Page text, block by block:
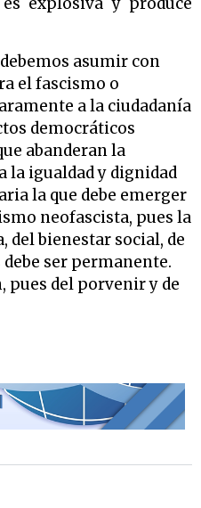
asumir con
el fascismo o
a la ciudadanía
democráticos
abanderan la
la igualdad y dignidad
la que debe emerger
neofascista, pues la
del bienestar social, de
ser permanente.
pues del porvenir y de